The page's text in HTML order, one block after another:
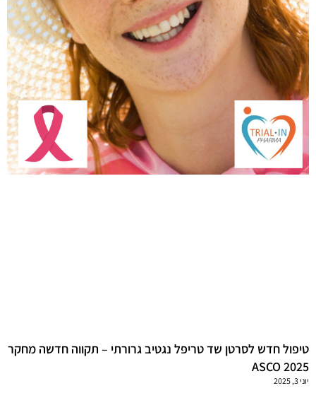
טיפול חדש לסרטן שד טריפל נגטיב גרורתי – תקווה חדשה מחקר
ASCO 2025
יוני 3, 2025